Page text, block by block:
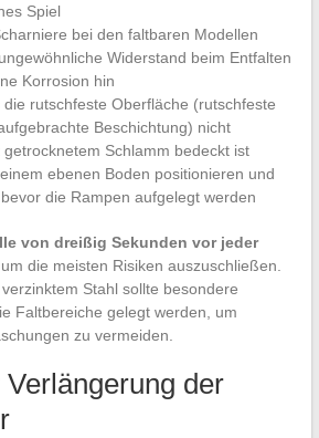
Spiel
bei den faltbaren Modellen
Widerstand beim Entfalten
Korrosion hin
rutschfeste Oberfläche (rutschfeste
Beschichtung) nicht
Schlamm bedeckt ist
ebenen Boden positionieren und
die Rampen aufgelegt werden
von dreißig Sekunden vor jeder
die meisten Risiken auszuschließen.
Stahl sollte besondere
Faltbereiche gelegt werden, um
zu vermeiden.
der